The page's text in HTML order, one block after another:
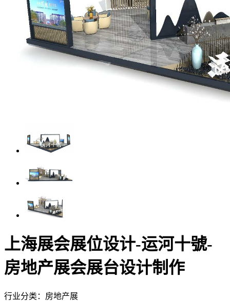
上海展会展位设计-运河十號-
房地产展会展台设计制作
行业分类：房地产展